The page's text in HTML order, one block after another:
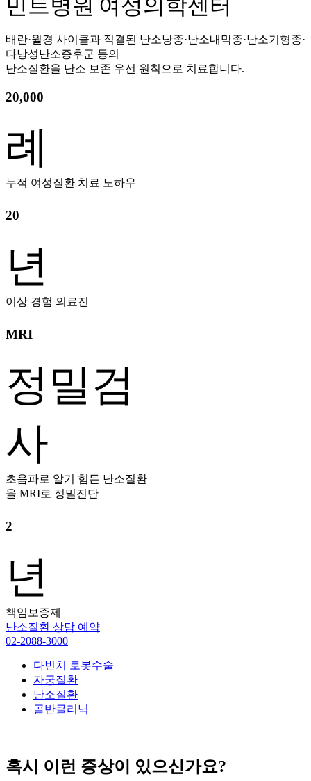
배란·월경 사이클과 직결된 난소낭종·난소내막종·난소기형종·
다낭성난소증후군 등의
난소질환을 난소 보존 우선 원칙으로 치료합니다.
20,000
례
누적 여성질환 치료 노하우
20
년
이상 경험 의료진
MRI
정밀검
사
초음파로 알기 힘든 난소질환
을 MRI로 정밀진단
2
년
책임보증제
난소질환 상담 예약
02-2088-3000
다빈치 로봇수술
자궁질환
난소질환
골반클리닉
혹시 이런 증상이 있으신가요?